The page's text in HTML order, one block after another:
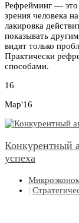
Рефрейминг — это
зрения человека
лакировка
показывать
видят только
Практически
способами.
16
Мар'16
Конкурентный
успеха
|